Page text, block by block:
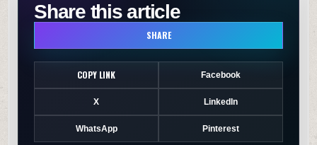
Share this article
SHARE
COPY LINK Facebook
X LinkedIn
WhatsApp Pinterest